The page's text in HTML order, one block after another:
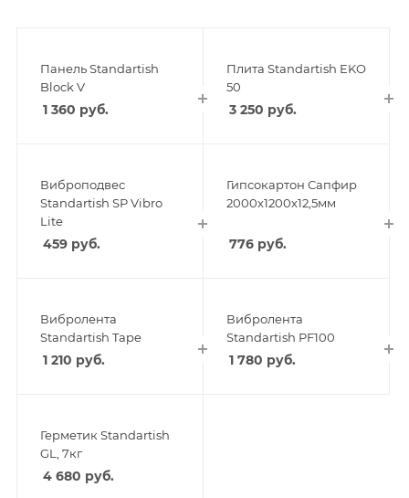
Панель Standartish
Block V
1 360 руб.
Плита Standartish EKO
50
3 250 руб.
Виброподвес
Standartish SP Vibro
Lite
459руб.
Гипсокартон Сапфир
2000х1200х12,5мм
776 руб.
Вибролента
Standartish Tape
1 210 руб.
Вибролента
Standartish PF100
1 780 руб.
Герметик Standartish
GL, 7кг
4 680 руб.